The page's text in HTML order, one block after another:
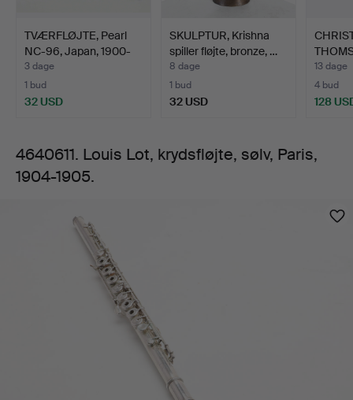
1904-
1905.
TVÆRFLØJTE, Pearl
NC-96, Japan, 1900-
talle…
3 dage
1 bud
32 USD
SKULPTUR, Krishna
spiller fløjte, bronze, …
8 dage
1 bud
32 USD
fløjte,
13 dage
4 bud
128
4640611. Louis Lot, krydsfløjte, sølv, Paris,
1904-1905.